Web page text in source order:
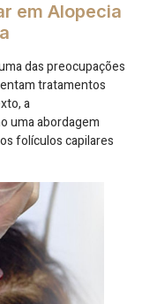
em Alopecia
das preocupações
tratamentos
a
uma abordagem
folículos capilares